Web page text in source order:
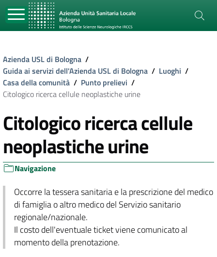
Azienda USL di Bologna /
Guida ai servizi dell'Azienda USL di Bologna / Luoghi /
Casa della comunità / Punto prelievi /
Citologico ricerca cellule neoplastiche urine
Citologico ricerca cellule
neoplastiche urine
Navigazione
Occorre la tessera sanitaria e la prescrizione del medico
di famiglia o altro medico del Servizio sanitario
regionale/nazionale.
Il costo dell'eventuale ticket viene comunicato al
momento della prenotazione.